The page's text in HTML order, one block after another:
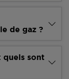
de gaz ?
quels sont